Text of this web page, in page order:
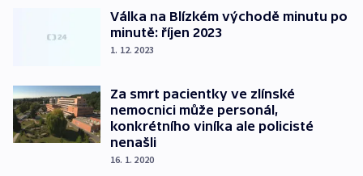
Válka na Blízkém východě minutu po
minutě: říjen 2023
1. 12. 2023
Za smrt pacientky ve zlínské
nemocnici může personál,
konkrétního viníka ale policisté
nenašli
16. 1. 2020